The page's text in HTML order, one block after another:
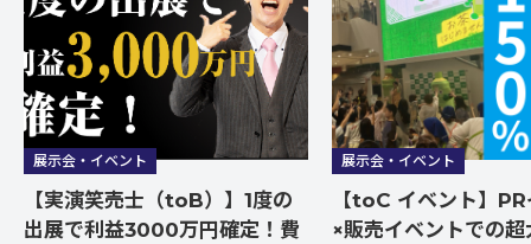
展示会・イベント
【実演笑売士（toB）】1度の
出展で利益3000万円確定！費
展示会・イベント
【toC イベント】
×販売イベントでの超